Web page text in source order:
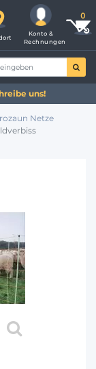
Konto &
Rechnungen
uns!
Netze